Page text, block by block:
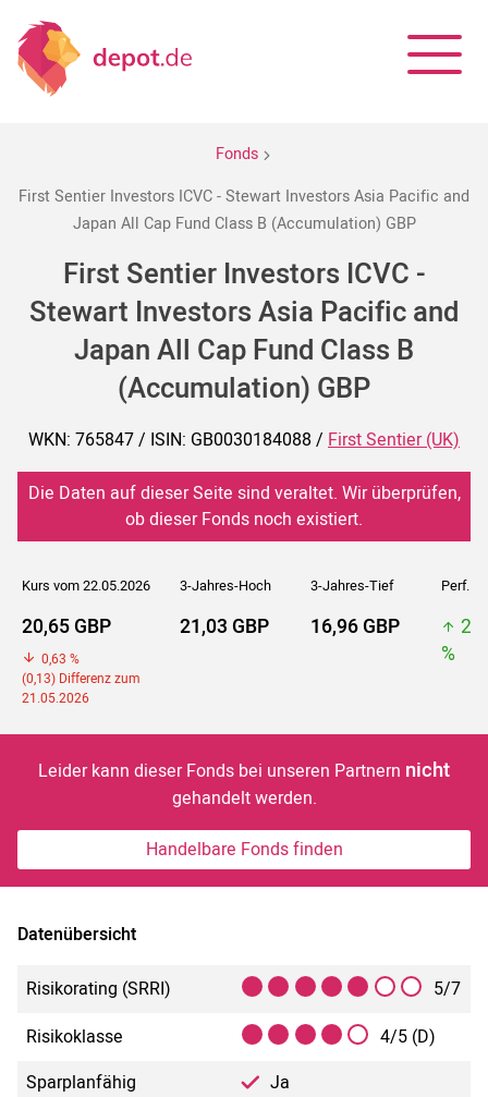
Fonds
First Sentier Investors ICVC - Stewart Investors Asia Pacific and
Japan All Cap Fund Class B (Accumulation) GBP
First Sentier Investors ICVC -
Stewart Investors Asia Pacific and
Japan All Cap Fund Class B
(Accumulation) GBP
WKN: 765847 / ISIN: GB0030184088 / First Sentier (UK)
Die Daten auf dieser Seite sind veraltet. Wir überprüfen,
ob dieser Fonds noch existiert.
Kurs vom 22.05.2026 3-Jahres-Hoch 3-Jahres-Tief Perf. 5J
20,65 GBP
0,63 %
(0,13) Differenz zum
21.05.2026
21,03 GBP 16,96 GBP
%
Leider kann dieser Fonds bei unseren Partnern nicht
gehandelt werden.
Handelbare Fonds finden
Datenübersicht
Risikorating (SRRI)
5/7
Risikoklasse
4/5 (D)
Sparplanfähig
Ja